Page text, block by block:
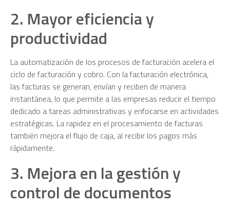
2. Mayor eficiencia y
productividad
La automatización de los procesos de facturación acelera el
ciclo de facturación y cobro. Con la facturación electrónica,
las facturas se generan, envían y reciben de manera
instantánea, lo que permite a las empresas reducir el tiempo
dedicado a tareas administrativas y enfocarse en actividades
estratégicas. La rapidez en el procesamiento de facturas
también mejora el flujo de caja, al recibir los pagos más
rápidamente.
3. Mejora en la gestión y
control de documentos